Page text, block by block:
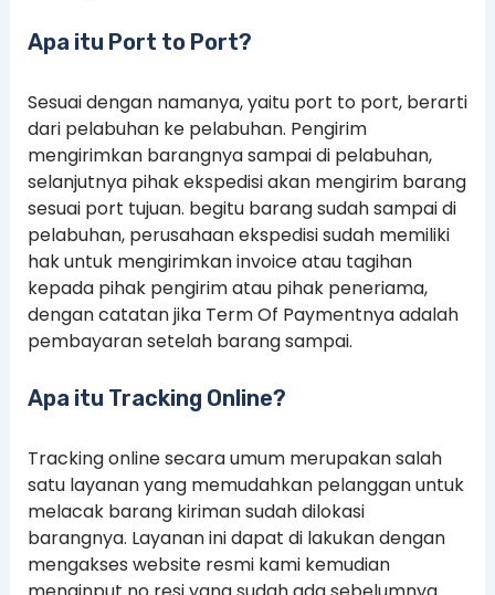
Apa itu Port to Port?
Sesuai dengan namanya, yaitu port to port, berarti
dari pelabuhan ke pelabuhan. Pengirim
mengirimkan barangnya sampai di pelabuhan,
selanjutnya pihak ekspedisi akan mengirim barang
sesuai port tujuan. begitu barang sudah sampai di
pelabuhan, perusahaan ekspedisi sudah memiliki
hak untuk mengirimkan invoice atau tagihan
kepada pihak pengirim atau pihak peneriama,
dengan catatan jika Term Of Paymentnya adalah
pembayaran setelah barang sampai.
Apa itu Tracking Online?
Tracking online secara umum merupakan salah
satu layanan yang memudahkan pelanggan untuk
melacak barang kiriman sudah dilokasi
barangnya. Layanan ini dapat di lakukan dengan
mengakses website resmi kami kemudian